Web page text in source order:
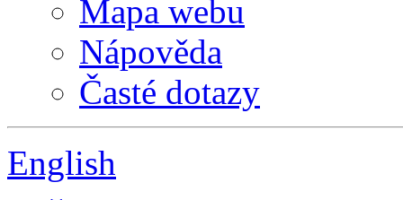
Mapa webu
Nápověda
Časté dotazy
English